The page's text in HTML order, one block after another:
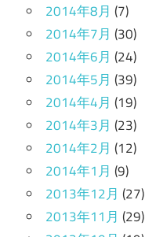
2014年8月 (7)
2014年7月 (30)
2014年6月 (24)
2014年5月 (39)
2014年4月 (19)
2014年3月 (23)
2014年2月 (12)
2014年1月 (9)
2013年12月 (27)
2013年11月 (29)